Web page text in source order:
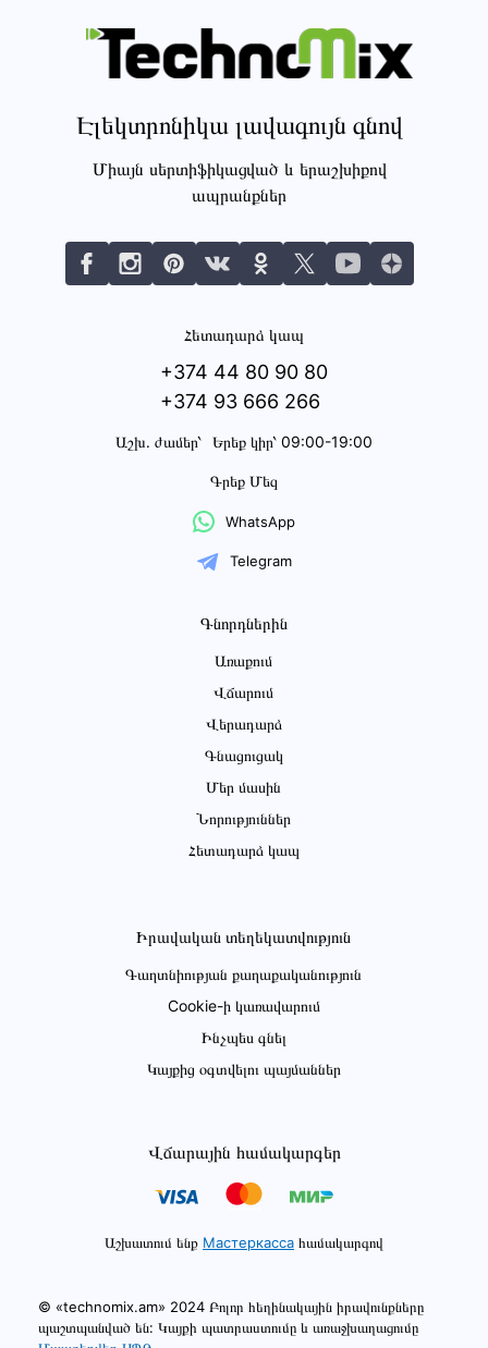
Էլեկտրոնիկա լավագույն գնով
Միայն սերտիֆիկացված և երաշխիքով
ապրանքներ
Հետադարձ կապ
+374 44 80 90 80
+374 93 666 266
Աշխ․ ժամեր՝ Երեք կիր՝ 09:00-19:00
Գրեք Մեզ
WhatsApp
Telegram
Գնորդներին
Առաքում
Վճարում
Վերադարձ
Գնացուցակ
Մեր մասին
Նորություններ
Հետադարձ կապ
Իրավական տեղեկատվություն
Գաղտնիության քաղաքականություն
Cookie-ի կառավարում
Ինչպես գնել
Կայքից օգտվելու պայմաններ
Վճարային համակարգեր
Աշխատում ենք Мастеркасса համակարգով
© «technomix.am» 2024 Բոլոր հեղինակային իրավունքները
պաշտպանված են: Կայքի պատրաստումը և առաջխաղացումը